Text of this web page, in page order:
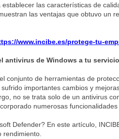
las características de
las ventajas que obtuvo un
www.incibe.es/protege-tu-
antivirus de Windows a tu servicio
conjunto de herramientas de
sufrido importantes cambios y
no se trata solo de un antivirus
numerosas
Defender? En este artículo,
rendimiento.